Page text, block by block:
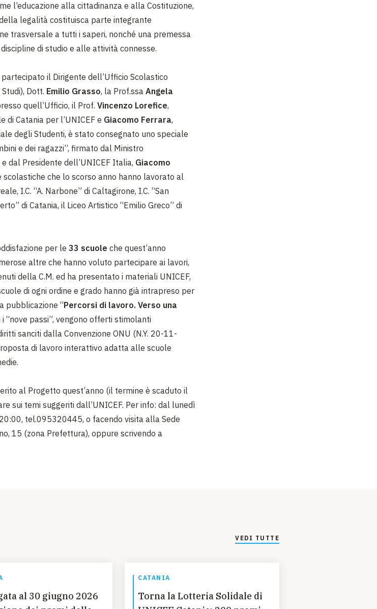
l’educazione alla cittadinanza e alla Costituzione,
legalità costituisca parte integrante
trasversale a tutti i saperi, nonché una premessa
di studio e alle attività connesse.
il Dirigente dell’Ufficio Scolastico
Dott. Emilio Grasso, la Prof.ssa Angela
quell’Ufficio, il Prof. Vincenzo Lorefice,
di Catania per l’UNICEF e Giacomo Ferrara,
degli Studenti, è stato consegnato uno speciale
e dei ragazzi”, firmato dal Ministro
e dal Presidente dell’UNICEF Italia, Giacomo
scolastiche che lo scorso anno hanno lavorato al
I.C. “A. Narbone” di Caltagirone, I.C. “San
di Catania, il Liceo Artistico “Emilio Greco” di
per le 33 scuole che quest’anno
altre che hanno voluto partecipare ai lavori,
della C.M. ed ha presentato i materiali UNICEF,
di ogni ordine e grado hanno già intrapreso per
pubblicazione “Percorsi di lavoro. Verso una
“nove passi”, vengono offerti stimolanti
sanciti dalla Convenzione ONU (N.Y. 20-11-
di lavoro interattivo adatta alle scuole
al Progetto quest’anno (il termine è scaduto il
sui temi suggeriti dall’UNICEF. Per info: dal lunedì
tel.095320445, o facendo visita alla Sede
15 (zona Prefettura), oppure scrivendo a
VEDI TUTTE
al 30 giugno 2026
CATANIA
Torna la Lotteria Solidale di